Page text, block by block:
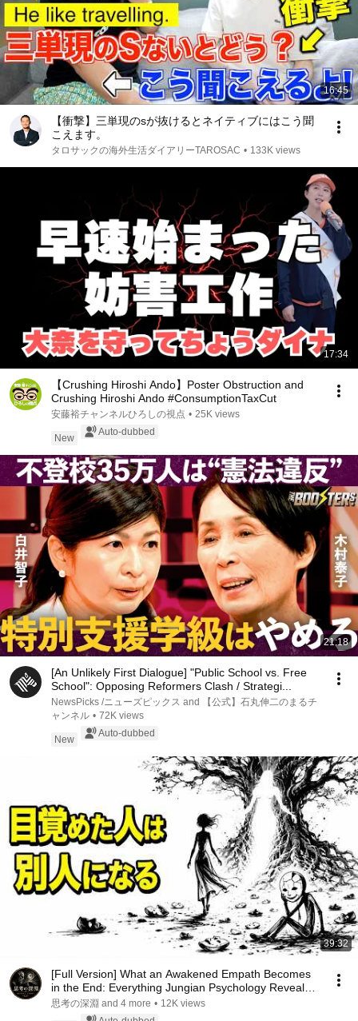
16:45
【衝撃】三単現のsが抜けるとネイティブにはこう聞
こえます。
タロサックの海外生活ダイアリーTAROSAC • 133K views
17:34
【Crushing Hiroshi Ando】Poster Obstruction and
Crushing Hiroshi Ando #ConsumptionTaxCut
安藤裕チャンネルひろしの視点 • 25K views
New
Auto-dubbed
21:18
[An Unlikely First Dialogue] "Public School vs. Free
School": Opposing Reformers Clash / Strategi...
NewsPicks /ニューズピックス and 【公式】石丸伸二のまるチ
ャンネル • 72K views
New
Auto-dubbed
39:32
[Full Version] What an Awakened Empath Becomes
in the End: Everything Jungian Psychology Reveals
...
思考の深淵 and 4 more • 12K views